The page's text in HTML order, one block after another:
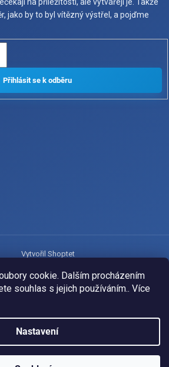
cookie. Dalším procházením
souhlas s jejich používáním.. Více
Nastavení
jako by to byl vítězný výstřel, a pojďme
Vytvořil Shoptet
. Všechna práva vyhrazena.